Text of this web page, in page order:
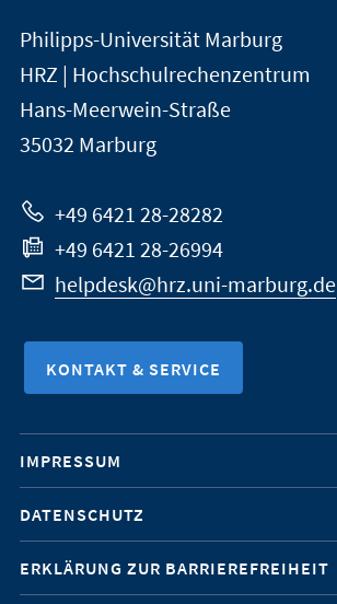
Kontakt
und
Informationen
zur
Website
der
Universität
Marburg
Philipps-Universität Marburg
HRZ | Hochschulrechenzentrum
Hans-Meerwein-Straße
35032 Marburg
+49 6421 28-28282
+49 6421 28-26994
helpdesk@hrz.uni-marburg.de
KONTAKT & SERVICE
Mobile-
Service-
Navigation
IMPRESSUM
DATENSCHUTZ
ERKLÄRUNG ZUR BARRIEREFREIHEIT